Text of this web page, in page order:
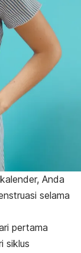
Anda
selama
pertama
siklus